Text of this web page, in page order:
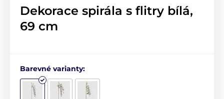
Dekorace spirála s flitry bílá,
69 cm
Barevné varianty: